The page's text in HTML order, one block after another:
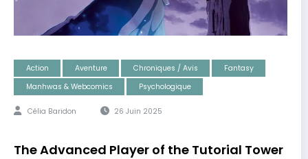
Action Aventure Chroniques / Avis
Fantasy
Manhwas & Webcomics
Psychologique
Célia Baridon 26 Juin 2025
The Advanced Player of the Tutorial Tower